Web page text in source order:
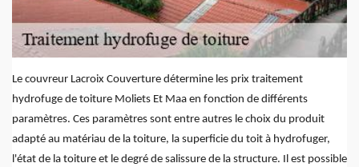
Le couvreur Lacroix Couverture détermine les prix traitement
hydrofuge de toiture Moliets Et Maa en fonction de différents
paramètres. Ces paramètres sont entre autres le choix du produit
adapté au matériau de la toiture, la superficie du toit à hydrofuger,
l'état de la toiture et le degré de salissure de la structure. Il est possible